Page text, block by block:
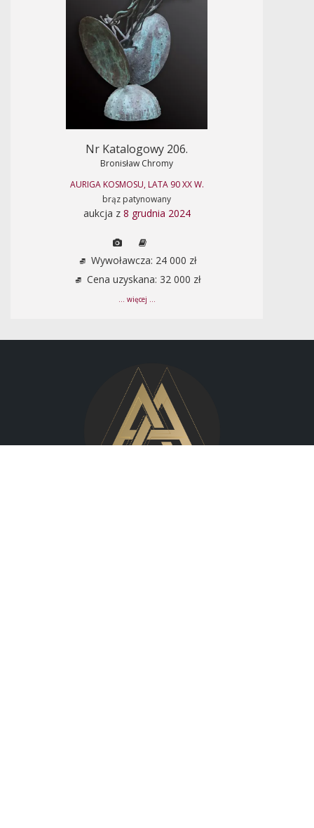
Nr Katalogowy 206.
Bronisław Chromy
AURIGA KOSMOSU, LATA 90 XX W.
brąz patynowany
aukcja z 8 grudnia 2024
Wywoławcza: 24 000 zł
Cena uzyskana: 32 000 zł
... więcej ...